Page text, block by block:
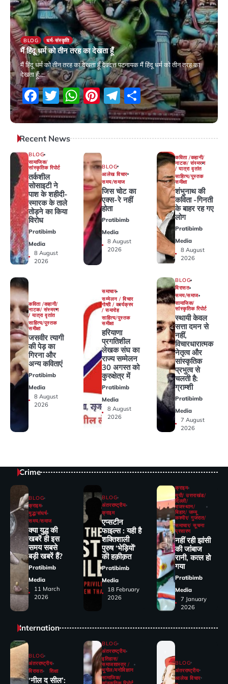
BLOG धर्म-संस्कृति
मैं हिंदू धर्म को तीन तरह का देखता हूँ
मैं हिंदू धर्म को तीन तरह का देखता हूँ देवदत्त पटनायक मैं हिंदू धर्म को तीन तरह का
देखता हूँ:…
Facebook
Twitter
WhatsApp
Pinterest
Telegram
Share
13 January 2026
Recent News
BLOG
सामाजिक/
सांस्कृतिक रिपोर्ट
तर्कशील
सोसाइटी ने
पाश के शहीदी-
स्मारक के ताले
तोड़ने का किया
विरोध
Pratibimb
Media
8 August
2026
BLOG
आलेख विचार
समय/समाज
जिस चोट का
एक्स-रे नहीं
होता
Pratibimb
Media
8 August
2026
कविता /कहानी/
नाटक/ संस्मरण
/ यात्रा वृतांत
साहित्य/पुस्तक
समीक्षा
शंभुनाथ की
कविता -गिनती
के बाहर रह गए
लोग
Pratibimb
Media
8 August
2026
कविता /कहानी/
नाटक/ संस्मरण
/ यात्रा वृतांत
साहित्य/पुस्तक
समीक्षा
जसवीर त्यागी
की पेड़ का
गिरना और
अन्य कविताएं
Pratibimb
Media
8 August
2026
समाचार
सम्मेलन / विचार
गोष्ठी / कार्यक्रम
/ समारोह
साहित्य/पुस्तक
समीक्षा
हरियाणा
प्रगतिशील
लेखक संघ का
राज्य सम्मेलन
30 अगस्त को
कुरुक्षेत्र में
Pratibimb
Media
8 August
2026
BLOG
विरासत
समय/समाज
सामाजिक/
सांस्कृतिक रिपोर्ट
स्थायी केवल
सत्ता दमन से
नहीं,
विचारधारात्मक
नेतृत्व और
सांस्कृतिक
प्रभुत्व से
चलती है:
ग्राम्शी
Pratibimb
Media
7 August
2026
Crime
BLOG
क्राइम
युद्ध/संघर्ष
समय/समाज
क्या युद्ध की
खबरें ही इस
समय सबसे
बड़ी खबरें हैं?
Pratibimb
Media
11 March
2026
BLOG
अंतरराष्ट्रीय
क्राइम
एप्सटीन
फाइल्स : यही है
शक्तिशाली
पुरुष ‘भेड़ियों’
की हक़ीक़त
Pratibimb
Media
18 February
2026
क्राइम
यूपी/ उत्तराखंड/
दिल्ली/
राजस्थान/
बिहार/ जम्मू
कश्मीर/ गुजरात/
समाचार/ सूचना
प्रसारण
नहीं रही झांसी
की जांंबाज
रानी, कत्‍ल हो
गया
Pratibimb
Media
7 January
2026
Internation
BLOG
अंतरराष्ट्रीय
विरासत
शिक्षा
‘नील द सील’:
BLOG
अंतरराष्ट्रीय
इतिहास/
समाजशास्त्र /
भूगोल/मनोविज्ञान
सामाजिक/
BLOG
अंतरराष्ट्रीय
आलेख विचार